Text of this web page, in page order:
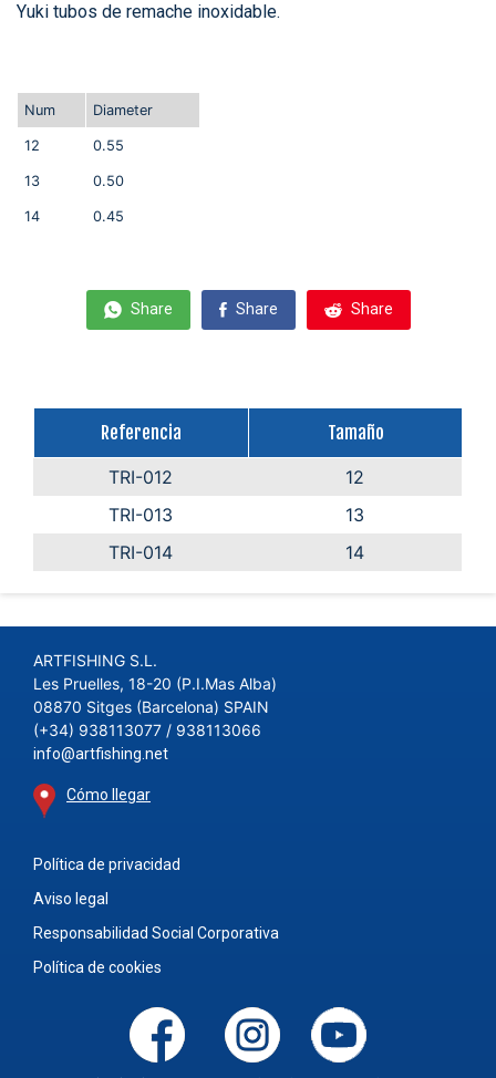
Yuki tubos de remache inoxidable.
Num Diameter
12 0.55
13 0.50
14 0.45
Share Share Share
Referencia
Tamaño
TRI-012
12
TRI-013
13
TRI-014
14
ARTFISHING S.L.
Les Pruelles, 18-20 (P.I.Mas Alba)
08870 Sitges (Barcelona) SPAIN
(+34) 938113077 / 938113066
info@artfishing.net
Cómo llegar
Política de privacidad
Aviso legal
Responsabilidad Social Corporativa
Política de cookies